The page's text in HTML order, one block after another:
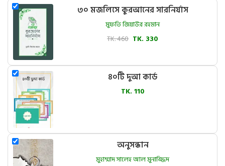
৩০ মজলিসে কুরআনের সারনির্যাস
মুফতি জিয়াউর রহমান
TK. 460 TK. 330
৪০টি দুআ কার্ড
TK. 110
অনুসন্ধান
মুহাম্মাদ সালেহ আল মুনাজ্জিদ